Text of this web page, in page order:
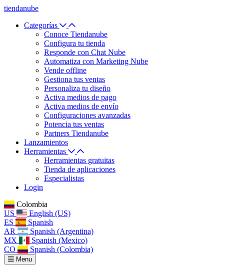
tiendanube
Categorías
Conoce Tiendanube
Configura tu tienda
Responde con Chat Nube
Automatiza con Marketing Nube
Vende offline
Gestiona tus ventas
Personaliza tu diseño
Activa medios de pago
Activa medios de envío
Configuraciones avanzadas
Potencia tus ventas
Partners Tiendanube
Lanzamientos
Herramientas
Herramientas gratuitas
Tienda de aplicaciones
Especialistas
Login
Colombia
US
English (US)
ES
Spanish
AR
Spanish (Argentina)
MX
Spanish (Mexico)
CO
Spanish (Colombia)
Menu